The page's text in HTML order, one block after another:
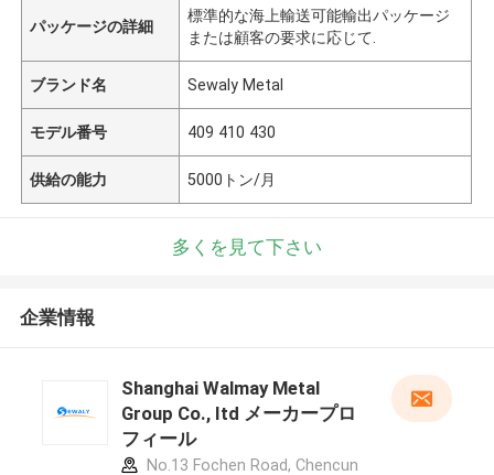
パッケージの詳細
標準的な海上輸送可能輸出パッケージ
または顧客の要求に応じて.
ブランド名 Sewaly Metal
モデル番号 409 410 430
供給の能力 5000トン/月
多くを見て下さい
企業情報
Shanghai Walmay Metal
Group Co., Itd メーカープロ
フィール
No.13 Fochen Road, Chencun